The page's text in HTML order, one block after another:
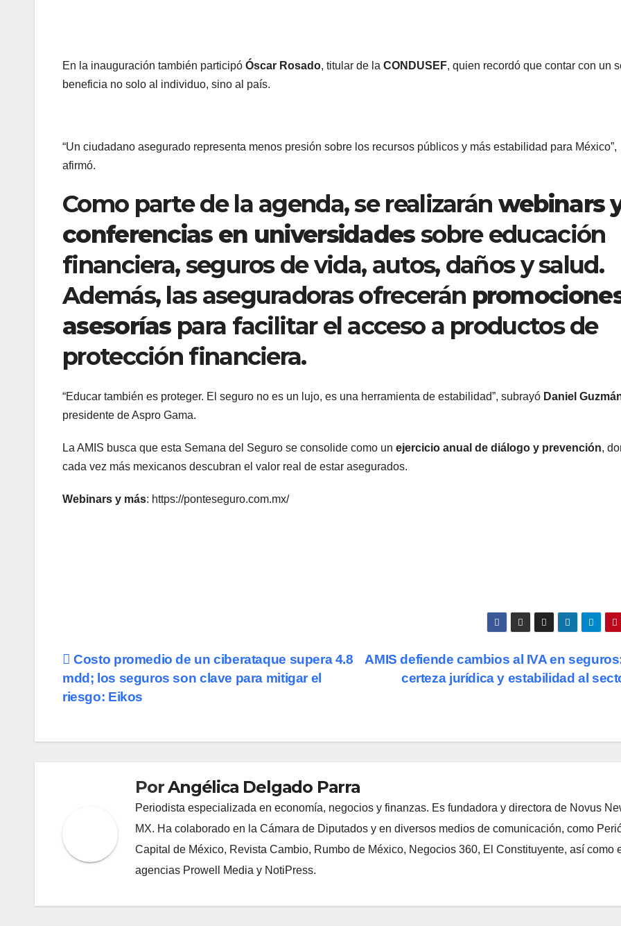
En la inauguración también participó Óscar Rosado, titular de la CONDUSEF, quien recordó que contar con un
beneficia no solo al individuo, sino al país.
“Un ciudadano asegurado representa menos presión sobre los recursos públicos y más estabilidad para México”,
afirmó.
Como parte de la agenda, se realizarán webinars
conferencias en universidadessobre educación
financiera, seguros de vida, autos, daños y salud.
Además, las aseguradoras ofrecerán
asesoríaspara facilitar el acceso a productos de
protección financiera.
“Educar también es proteger. El seguro no es un lujo, es una herramienta de estabilidad”, subrayó Daniel
presidente de Aspro Gama.
La AMIS busca que esta Semana del Seguro se consolide como un ejercicio anual de diálogo y prevención,
cada vez más mexicanos descubran el valor real de estar asegurados.
Webinars y más: https://ponteseguro.com.mx/
Navegación
de
AMIS defiende cambios al IVA en
certeza jurídica y estabilidad al
Costo promedio de un ciberataque supera 4.8
mdd; los seguros son clave para mitigar el
riesgo: Eikos
PorAngélica Delgado Parra
Periodista especializada en economía, negocios y finanzas. Es fundadora y directora de Novus
MX. Ha colaborado en la Cámara de Diputados y en diversos medios de comunicación, como
Capital de México, Revista Cambio, Rumbo de México, Negocios 360, El Constituyente, así como
agencias Prowell Media y NotiPress.